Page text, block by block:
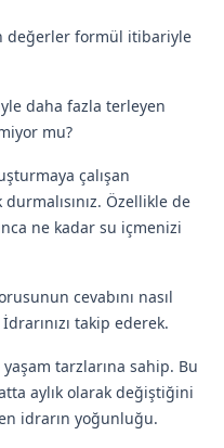
değerler formül itibariyle
daha fazla terleyen
mu?
çalışan
Özellikle de
ne kadar su içmenizi
cevabını nasıl
takip ederek.
tarzlarına sahip. Bu
aylık olarak değiştiğini
idrarın yoğunluğu.